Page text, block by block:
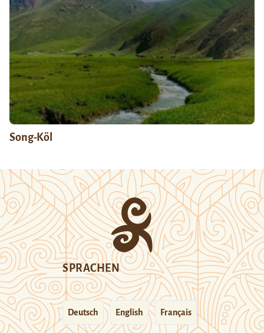
Song-Köl
SPRACHEN
Deutsch English Français